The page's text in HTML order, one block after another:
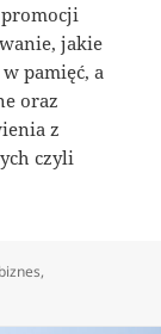
jakie
pamięć, a
oraz
z
czyli
,